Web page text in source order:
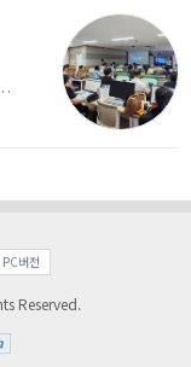
를 버리지 않고[1] 관찰해 페니실린을 발견한 것은 그 대표적 사례다. 무심히 지나쳤다면 결코 없었을 혁신이었다.지난 7월 5일, 필자가 개발한 기업...
PC버전
Reserved.